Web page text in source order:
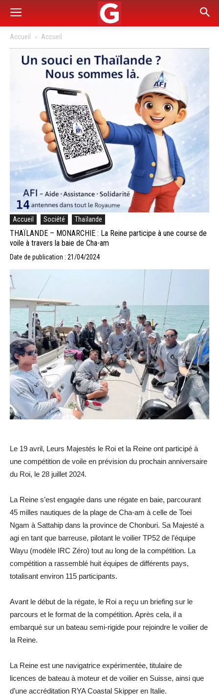
Accueil Accueil
Accueil Société Thaïlande
THAÏLANDE – MONARCHIE : La Reine participe à une course de
voile à travers la baie de Cha-am
Date de publication : 21/04/2024
Le 19 avril, Leurs Majestés le Roi et la Reine ont participé à
une compétition de voile en prévision du prochain anniversaire
du Roi, le 28 juillet 2024.
La Reine s’est engagée dans une régate en baie, parcourant
45 milles nautiques de la plage de Cha-am à celle de Toei
Ngam à Sattahip dans la province de Chonburi. Sa Majesté a
agi en tant que barreuse, pilotant le voilier TP52 de l’équipe
Wayu (modèle IRC Zéro) tout au long de la compétition. La
compétition a rassemblé huit équipes de différents pays,
totalisant environ 115 participants.
Avant le début de la régate, le Roi a reçu un briefing sur le
parcours et le format de la compétition. Après cela, il a
embarqué sur un bateau semi-rigide pour rejoindre le voilier de
la Reine.
La Reine est une navigatrice expérimentée, titulaire de
licences de bateau à moteur et de voilier en Suisse, ainsi que
d’une accréditation RYA Coastal Skipper en Italie.